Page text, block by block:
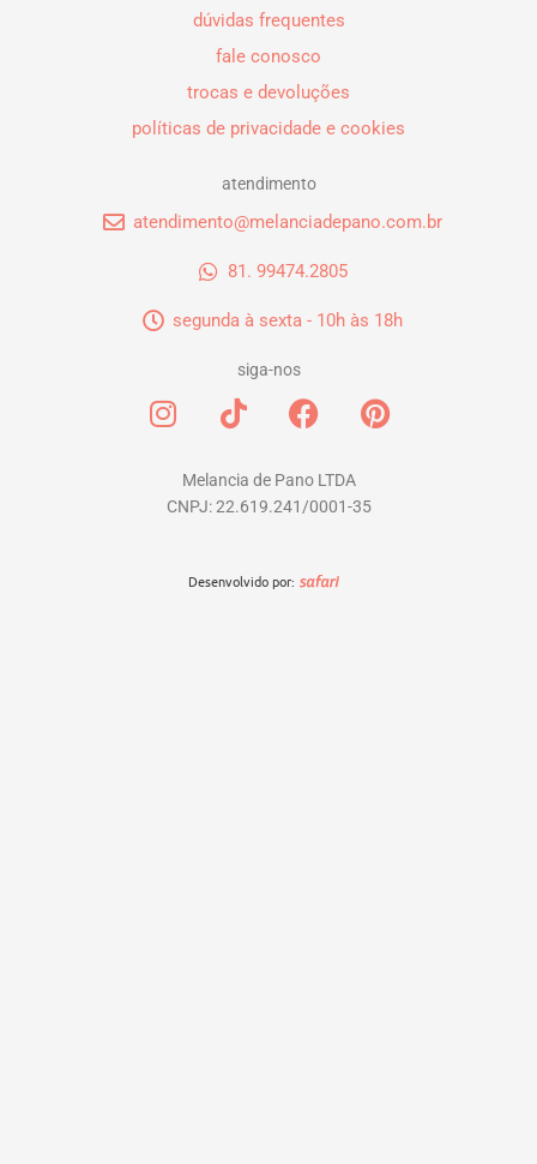
dúvidas frequentes
fale conosco
trocas e devoluções
políticas de privacidade e cookies
atendimento
atendimento@melanciadepano.com.br
81. 99474.2805
segunda à sexta - 10h às 18h
siga-nos
I
n
a
T
i
t
o
F
a
e
b
o
P
i
Melancia de Pano LTDA
CNPJ: 22.619.241/0001-35
Desenvolvido por: